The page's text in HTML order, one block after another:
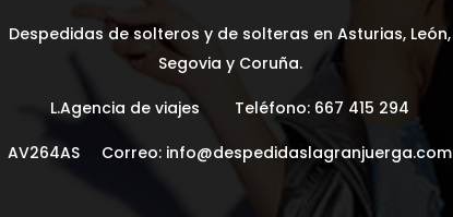
Despedidas de solteros y de solteras en Asturias, León,
Segovia y Coruña.
L.Agencia de viajes Teléfono: 667 415 294
AV264AS Correo: info@despedidaslagranjuerga.com